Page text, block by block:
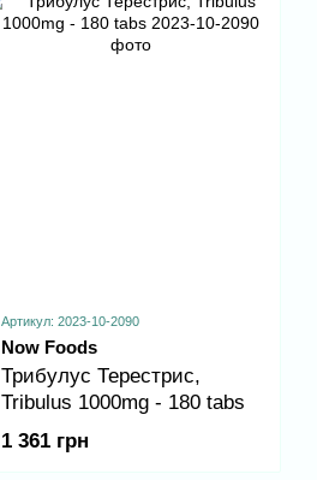
Артикул: 2023-10-2090
Now Foods
Трибулус Терестрис,
Tribulus 1000mg - 180 tabs
1 361 грн